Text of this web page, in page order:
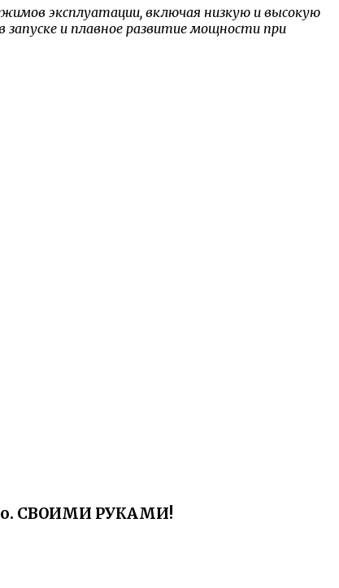
эксплуатации, включая низкую и высокую
запуске и плавное развитие мощности при
СВОИМИ РУКАМИ!